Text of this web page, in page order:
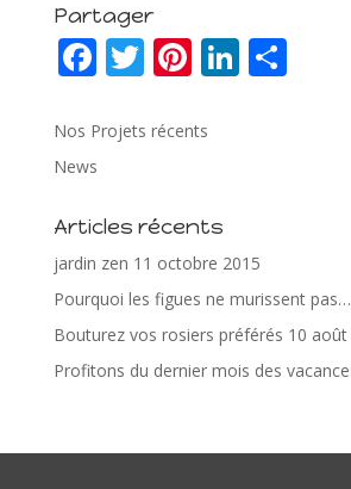
Partager
F
e
b
o
o
k
T
itt
Pi
er
st
Li
n
P
Nos Projets récents
News
Articles récents
jardin zen 11 octobre 2015
Pourquoi les figues ne murissent pas…
Bouturez vos rosiers préférés 10 août
Profitons du dernier mois des